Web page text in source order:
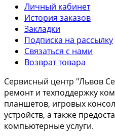
Личный кабинет
История заказов
Закладки
Подписка на рассылку
Связаться с нами
Возврат товара
Сервисный центр "Львов
ремонт и техподдержку
планшетов, игровых
устройств, а также
компьютерные услуги.